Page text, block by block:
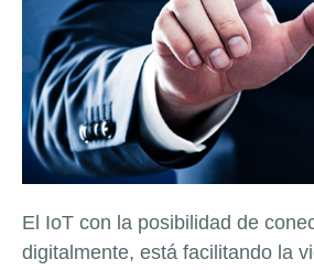
El IoT con la posibilidad de
digitalmente, está facilitando la